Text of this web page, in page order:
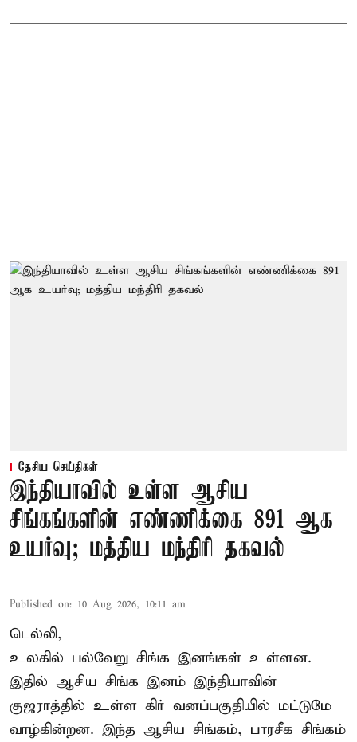
தேசிய செய்திகள்
இந்தியாவில் உள்ள ஆசிய
சிங்கங்களின் எண்ணிக்கை 891 ஆக
உயர்வு; மத்திய மந்திரி தகவல்
Published on: 10 Aug 2026, 10:11 am
டெல்லி,
உலகில் பல்வேறு சிங்க இனங்கள் உள்ளன.
இதில் ஆசிய சிங்க இனம் இந்தியாவின்
குஜராத்தில் உள்ள கிர் வனப்பகுதியில் மட்டுமே
வாழ்கின்றன. இந்த ஆசிய சிங்கம், பாரசீக சிங்கம்